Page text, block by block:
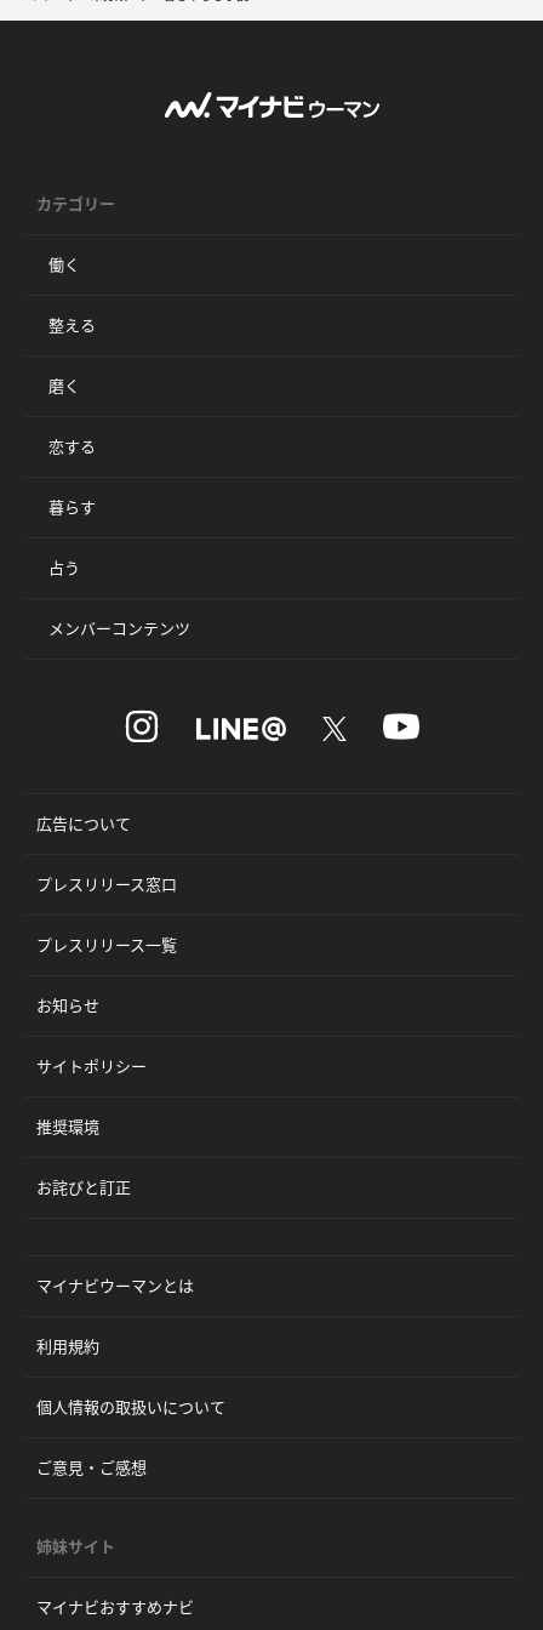
カテゴリー
働く
整える
磨く
恋する
暮らす
占う
メンバーコンテンツ
広告について
プレスリリース窓口
プレスリリース一覧
お知らせ
サイトポリシー
推奨環境
お詫びと訂正
マイナビウーマンとは
利用規約
個人情報の取扱いについて
ご意見・ご感想
姉妹サイト
マイナビおすすめナビ